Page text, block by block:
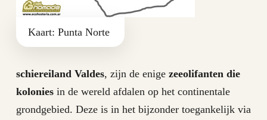
Kaart: Punta Norte
schiereiland Valdes, zijn de enige zeeolifanten die
koloniesin de wereld afdalen op het continentale
grondgebied. Deze is in het bijzonder toegankelijk via